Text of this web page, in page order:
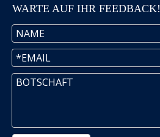
WARTE AUF IHR FEEDBACK!